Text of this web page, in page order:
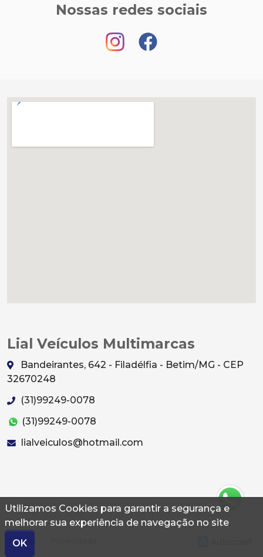
Utilizamos Cookies para garantir a segurança e
melhorar sua experiência de navegação no site
OK
Nossas redes sociais
Lial Veículos Multimarcas
Bandeirantes, 642 - Filadélfia - Betim/MG - CEP
32670248
(31)99249-0078
(31)99249-0078
lialveiculos@hotmail.com
© 2026 Autoconf. Todos os direitos reservados.
Termos